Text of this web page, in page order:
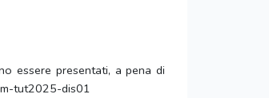
essere presentati, a pena di
tut2025-dis01